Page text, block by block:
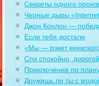
Секреты одного
Черные дыры
Джон Конлон —
Если тебя достали
«Мы — рэкет
Спи спокойно,
Приключение по
Дружишь ли ты с